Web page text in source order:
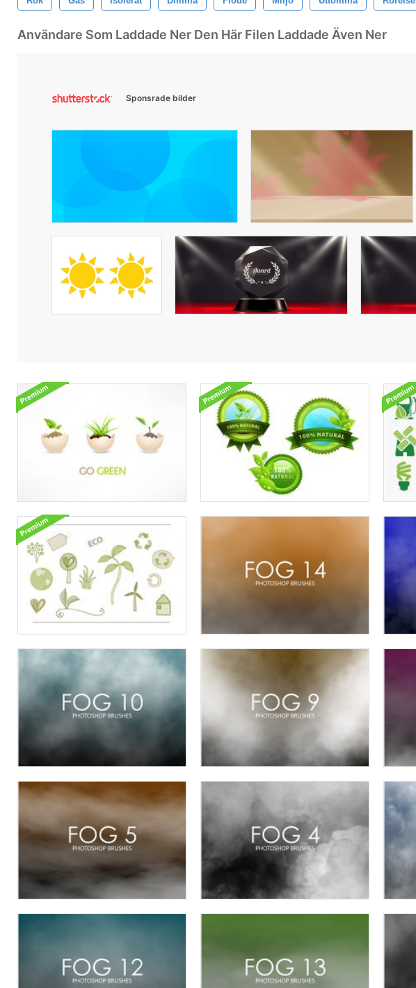
Användare Som Laddade Ner Den Här Filen Laddade Även Ner
Sponsrade bilder